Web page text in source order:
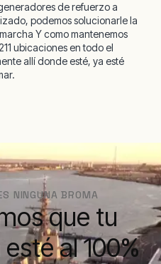
de refuerzo a
podemos solucionarle la
Y como mantenemos
ubicaciones en todo el
allí donde esté, ya esté
NINGUNA BROMA
que tu
al 100%